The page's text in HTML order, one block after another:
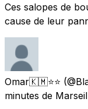
Ces salopes de
cause de leur
Omar🇰🇲⭐️⭐️
minutes de